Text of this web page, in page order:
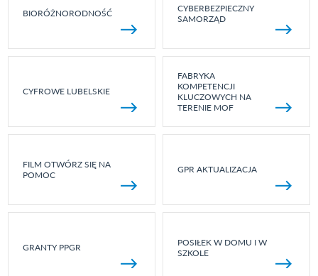
BIORÓŻNORODNOŚĆ
CYBERBEZPIECZNY
SAMORZĄD
CYFROWE LUBELSKIE
FABRYKA
KOMPETENCJI
KLUCZOWYCH NA
TERENIE MOF
FILM OTWÓRZ SIĘ NA
POMOC
GPR AKTUALIZACJA
GRANTY PPGR
POSIŁEK W DOMU I W
SZKOLE